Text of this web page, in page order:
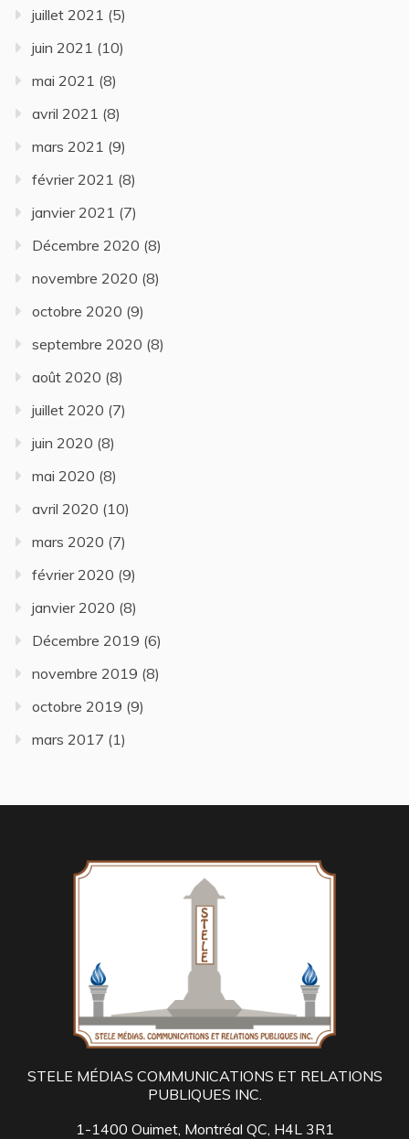
juillet 2021 (5)
juin 2021 (10)
mai 2021 (8)
avril 2021 (8)
mars 2021 (9)
février 2021 (8)
janvier 2021 (7)
Décembre 2020 (8)
novembre 2020 (8)
octobre 2020 (9)
septembre 2020 (8)
août 2020 (8)
juillet 2020 (7)
juin 2020 (8)
mai 2020 (8)
avril 2020 (10)
mars 2020 (7)
février 2020 (9)
janvier 2020 (8)
Décembre 2019 (6)
novembre 2019 (8)
octobre 2019 (9)
mars 2017 (1)
STELE MÉDIAS COMMUNICATIONS ET RELATIONS
PUBLIQUES INC.
1-1400 Ouimet, Montréal QC, H4L 3R1